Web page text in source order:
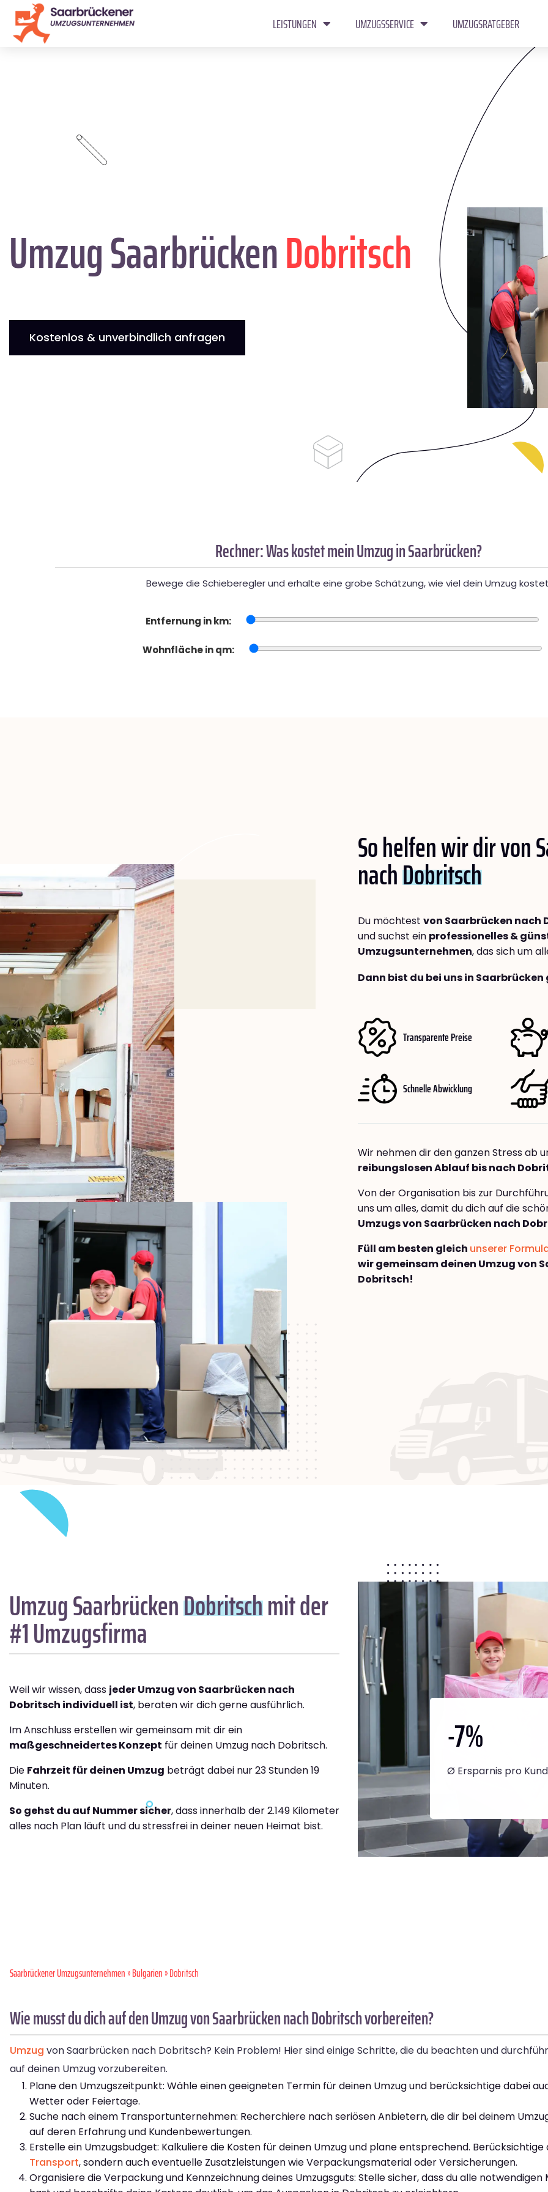
LEISTUNGEN UMZUGSSERVICE UMZUGSRATGEBER
Umzug SaarbrückenDobritsch
Kostenlos & unverbindlich anfragen
Rechner: Was kostet mein Umzug in Saarbrücken?
Bewege die Schieberegler und erhalte eine grobe Schätzung, wie viel dein Umzug
Entfernung in km:
Wohnfläche in qm:
So helfen wir dir von
nachDobritsch
Du möchtest von Saarbrücken nach
und suchst ein professionelles &
Umzugsunternehmen, das sich um
Dann bist du bei uns in
Transparente Preise
Schnelle Abwicklung
Wir nehmen dir den ganzen Stress ab
reibungslosen Ablauf bis nach
Von der Organisation bis zur
uns um alles, damit du dich auf die
Umzugs von Saarbrücken nach
Füll am besten gleich unserer
wir gemeinsam deinen Umzug von
Dobritsch!
Umzug SaarbrückenDobritschmit der
#1 Umzugsfirma
Weil wir wissen, dass jeder Umzug von Saarbrücken nach
Dobritsch individuell ist, beraten wir dich gerne ausführlich.
Im Anschluss erstellen wir gemeinsam mit dir ein
maßgeschneidertes Konzept für deinen Umzug nach Dobritsch.
Die Fahrzeit für deinen Umzug beträgt dabei nur 23 Stunden 19
Minuten.
So gehst du auf Nummer sicher, dass innerhalb der 2.149 Kilometer
alles nach Plan läuft und du stressfrei in deiner neuen Heimat bist.
-7%
Ø Ersparnis pro
Saarbrückener Umzugsunternehmen»Bulgarien» Dobritsch
Wie musst du dich auf den Umzug von Saarbrücken nach Dobritsch vorbereiten?
Umzug von Saarbrücken nach Dobritsch? Kein Problem! Hier sind einige Schritte, die du beachten und
auf deinen Umzug vorzubereiten.
Plane den Umzugszeitpunkt: Wähle einen geeigneten Termin für deinen Umzug und berücksichtige dabei
Wetter oder Feiertage.
Suche nach einem Transportunternehmen: Recherchiere nach seriösen Anbietern, die dir bei deinem
auf deren Erfahrung und Kundenbewertungen.
Erstelle ein Umzugsbudget: Kalkuliere die Kosten für deinen Umzug und plane entsprechend.
Transport, sondern auch eventuelle Zusatzleistungen wie Verpackungsmaterial oder Versicherungen.
Organisiere die Verpackung und Kennzeichnung deines Umzugsguts: Stelle sicher, dass du alle